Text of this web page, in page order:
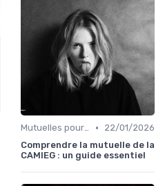
Mutuelles pour Particuliers •
22/01/2026
Comprendre la mutuelle de la
CAMIEG : un guide essentiel